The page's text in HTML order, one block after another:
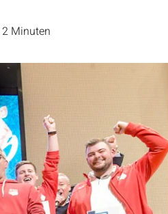
Minuten